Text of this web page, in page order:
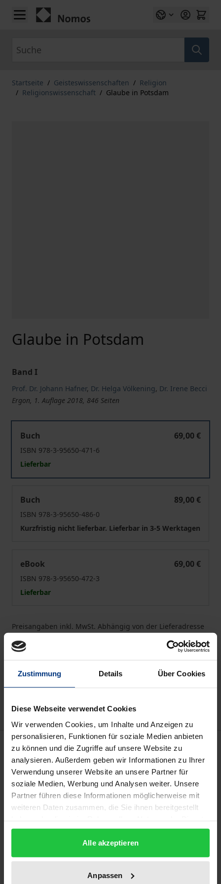
Zustimmung Details Über Cookies
Diese Webseite verwendet Cookies
Wir verwenden Cookies, um Inhalte und Anzeigen zu
personalisieren, Funktionen für soziale Medien anbieten
zu können und die Zugriffe auf unsere Website zu
analysieren. Außerdem geben wir Informationen zu Ihrer
Verwendung unserer Website an unsere Partner für
soziale Medien, Werbung und Analysen weiter. Unsere
Partner führen diese Informationen möglicherweise mit
weiteren Daten zusammen, die Sie ihnen bereitgestellt
gesammelt haben.
Alle akzeptieren
Anpassen
Zum Inhalt springen
Startseite / Geisteswissenschaften / Religion
/ Religionswissenschaft / Glaube in Potsdam
Glaube in Potsdam
Band I
Prof. Dr. Johann Hafner, Dr. Helga Völkening, Dr. Irene Becci
Ergon, 1. Auflage 2018, 846 Seiten
Buch
69,00 €
ISBN 978-3-95650-471-6
Lieferbar
Buch
89,00 €
ISBN 978-3-95650-486-0
Kurzfristig nicht lieferbar. Lieferbar in 3-5 Werktagen
eBook
69,00 €
ISBN 978-3-95650-472-3
Lieferbar
Preisangaben inkl. MwSt. Abhängig von der Lieferadresse
kann die MwSt. an der Kasse variieren.
In den Warenkorb
Zur Wunschliste hinzufügen
Beschreibung
In den Jahren 2015-2017 haben
Wissenschaftler*innen der Universitäten Potsdam
und Lausanne alle ermittelbaren religiösen,
spirituellen und weltanschaulichen Gemeinschaften
in Potsdam besucht und interviewt. Dabei wurde ein
inklusiver Religionsbegriff angewendet, der auch
Gruppen und Netzwerke jenseits der sog.